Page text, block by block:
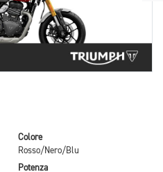
Colore
Rosso/Nero/Blu
Potenza